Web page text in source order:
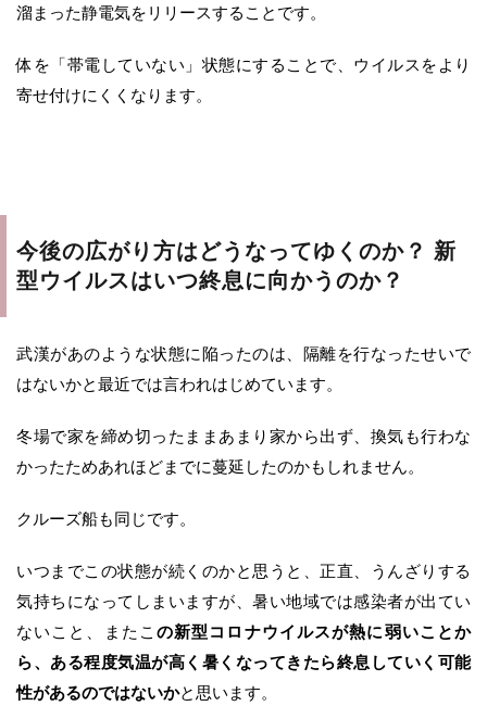
溜まった静電気をリリースすることです。
体を「帯電していない」状態にすることで、ウイルスをより
寄せ付けにくくなります。
今後の広がり方はどうなってゆくのか？ 新
型ウイルスはいつ終息に向かうのか？
武漢があのような状態に陥ったのは、隔離を行なったせいで
はないかと最近では言われはじめています。
冬場で家を締め切ったままあまり家から出ず、換気も行わな
かったためあれほどまでに蔓延したのかもしれません。
クルーズ船も同じです。
いつまでこの状態が続くのかと思うと、正直、うんざりする
気持ちになってしまいますが、暑い地域では感染者が出てい
ないこと、またこ の新型コロナウイルスが熱に弱いことか
ら、ある程度気温が高く暑くなってきたら終息していく可能
性があるのではないかと思います。